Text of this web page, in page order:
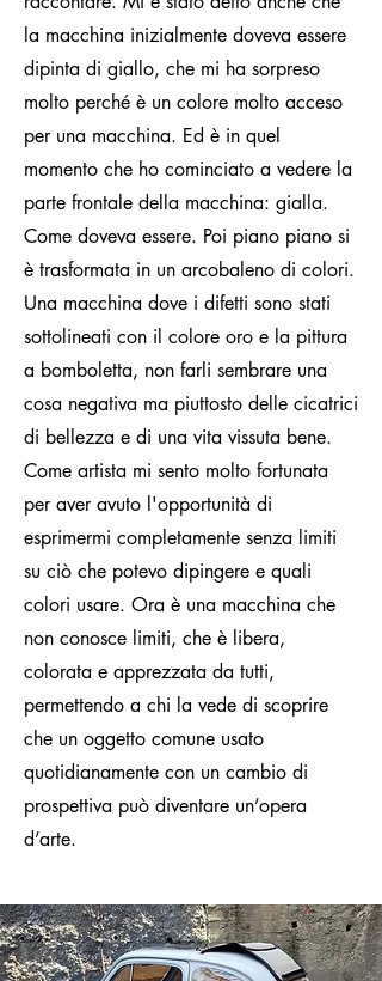
la macchina inizialmente doveva essere
dipinta di giallo, che mi ha sorpreso
molto perché è un colore molto acceso
per una macchina. Ed è in quel
momento che ho cominciato a vedere la
parte frontale della macchina: gialla.
Come doveva essere. Poi piano piano si
è trasformata in un arcobaleno di colori.
Una macchina dove i difetti sono stati
sottolineati con il colore oro e la pittura
a bomboletta, non farli sembrare una
cosa negativa ma piuttosto delle cicatrici
di bellezza e di una vita vissuta bene.
Come artista mi sento molto fortunata
per aver avuto l'opportunità di
esprimermi completamente senza limiti
su ciò che potevo dipingere e quali
colori usare. Ora è una macchina che
non conosce limiti, che è libera,
colorata e apprezzata da tutti,
permettendo a chi la vede di scoprire
che un oggetto comune usato
quotidianamente con un cambio di
prospettiva può diventare un’opera
d’arte.